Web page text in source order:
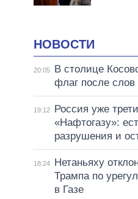
НОВОСТИ
20:05
В столице
флаг после слов
19:12
Россия уже
«Нафтогазу»:
разрушения и
18:24
Нетаньяху
Трампа по
в Газе